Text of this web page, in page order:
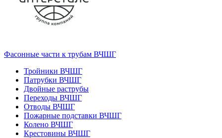
Фасонные части к трубам ВЧШГ
Тройники ВЧШГ
Патрубки ВЧШГ
Двойные раструбы
Переходы ВЧШГ
Отводы ВЧШГ
Пожарные подставки ВЧШГ
Колено ВЧШГ
Крестовины ВЧШГ